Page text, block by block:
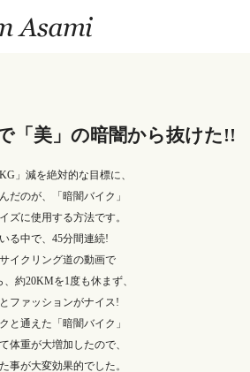
「美」の暗闇から抜けた!!
」減を絶対的な目標に、
だのが、「暗闇バイク」
ズに使用する方法です。
る中で、45分間連続!
イクリング道の動画で
約20KMを1度も休まず、
ファッションがナイス!
と通えた「暗闇バイク」
体重が大増加したので、
事が大変効果的でした。